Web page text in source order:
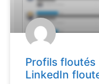
Profils floutés
LinkedIn